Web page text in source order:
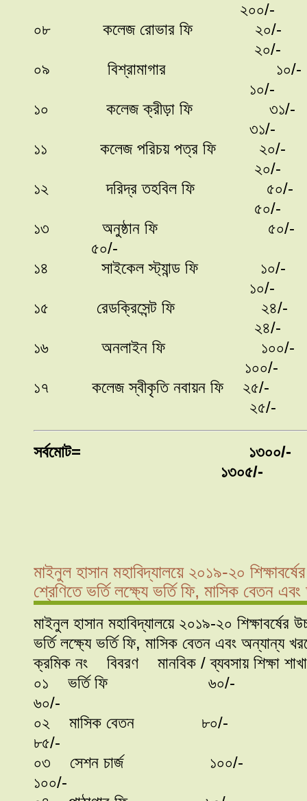
২০০/-
০৮ কলেজ রোভার ফি ২০/-
২০/-
০৯ বিশ্রামাগার
১০/-
১০ কলেজ ক্রীড়া ফি
৩১/-
১১ কলেজ পরিচয় পত্র ফি ২০/-
২০/-
১২ দরিদ্র তহবিল ফি ৫০/-
৫০/-
১৩ অনুষ্ঠান
৫০/-
১৪ সাইকেল স্ট্যান্ড ফি ১০/-
১০/-
১৫ রেডক্রিসেন্ট ফি ২৪/-
২৪/-
১৬ অনলাইন ফি
১০০/-
১৭ কলেজ স্বীকৃতি নবায়ন ফি ২৫/-
২৫/-
সর্বমোট= ১৩০০/-
১৩০৫/-
মাইনুল হাসান মহাবিদ্যালয়ে ২০১৯-২০
শ্রেণিতে ভর্তি লক্ষ্যে ভর্তি ফি, মাসিক বেতন
মাইনুল হাসান মহাবিদ্যালয়ে ২০১৯-২০ শিক্ষাবর্ষের
ভর্তি লক্ষ্যে ভর্তি ফি, মাসিক বেতন এবং অন্যান্য
ক্রমিক নং বিবরণ মানবিক / ব্যবসায়
০১ ভর্তি
৬০/-
০২ মাসিক
৮৫/-
০৩ সেশন
১০০/-